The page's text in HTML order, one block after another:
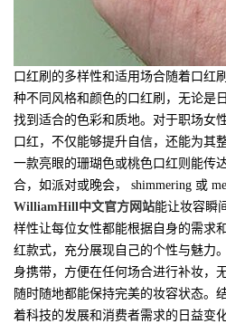
口红刷的多样性和适用场合随着口红
种不同风格和颜色的口红刷，无论是
找到适合的色彩和质地。对于职场女
口红，不仅能够提升自信，还能为其
一款亮眼的珊瑚色或桃色口红则能传
合，如派对或晚会， shimmering 或
WilliamHill中文官方网站能让妆容瞬
样性让每位女性都能根据自身的需求
红款式，充分展现自己的个性与魅力
身携带，方便在任何场合进行补妆，
随时随地都能保持完美的妆容状态。
着科技的发展和消费者需求的日益变